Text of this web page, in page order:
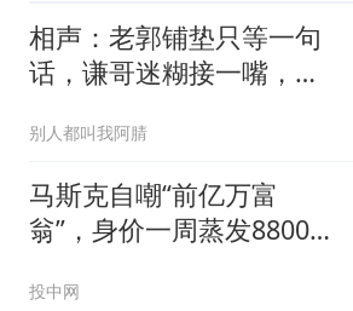
相声：老郭铺垫只等一句
话，谦哥迷糊接一嘴，包
别人都叫我阿腈
马斯克自嘲“前亿万富
翁”，身价一周蒸发8800
投中网